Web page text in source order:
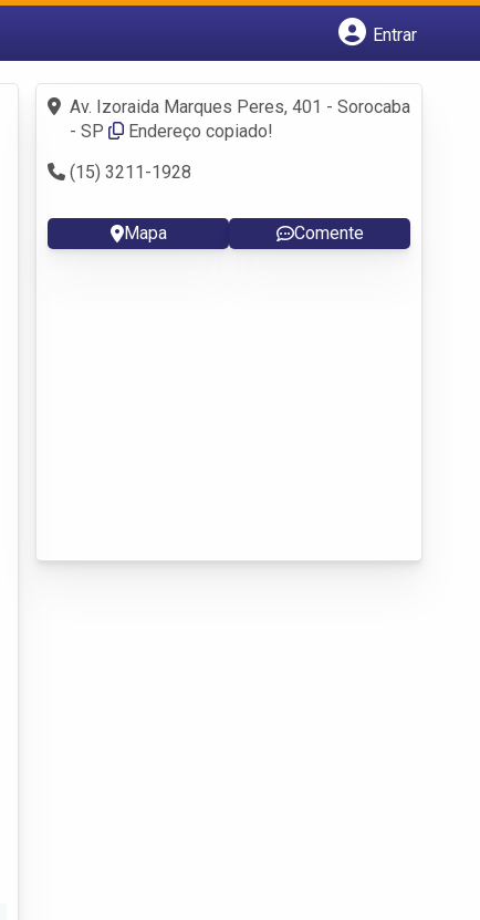
Entrar
Fazer login
Criar conta
Av. Izoraida Marques Peres, 401 - Sorocaba
- SP
Endereço copiado!
(15) 3211-1928
Mapa Comente